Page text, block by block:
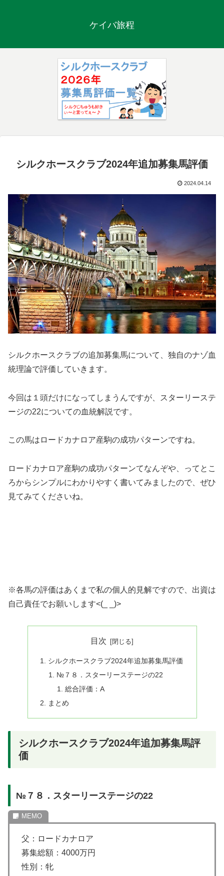
ケイバ旅程
シルクホースクラブ2024年追加募集馬評価
2024.04.14
シルクホースクラブの追加募集馬について、独自のナゾ血
統理論で評価していきます。
今回は１頭だけになってしまうんですが、スターリーステ
ージの22についての血統解説です。
この馬はロードカナロア産駒の成功パターンですね。
ロードカナロア産駒の成功パターンてなんぞや、ってとこ
ろからシンプルにわかりやすく書いてみましたので、ぜひ
見てみてくださいね。
※各馬の評価はあくまで私の個人的見解ですので、出資は
自己責任でお願いします<(_ _)>
目次
シルクホースクラブ2024年追加募集馬評価
№７８．スターリーステージの22
総合評価：A
まとめ
シルクホースクラブ2024年追加募集馬評
価
№７８．スターリーステージの22
父：ロードカナロア
募集総額：4000万円
性別：牝